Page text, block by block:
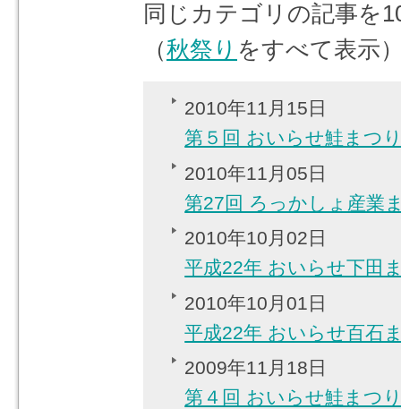
同じカテゴリの記事を
（秋祭り をすべて表示
2010年11月15日
第５回 おいらせ鮭まつ
2010年11月05日
第27回 ろっかしょ産業
2010年10月02日
平成22年 おいらせ下田
2010年10月01日
平成22年 おいらせ百石
2009年11月18日
第４回 おいらせ鮭まつ